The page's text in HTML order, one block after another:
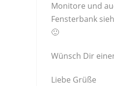
Monitore und
Fensterbank
🙂
Wünsch Dir
Liebe Grüße